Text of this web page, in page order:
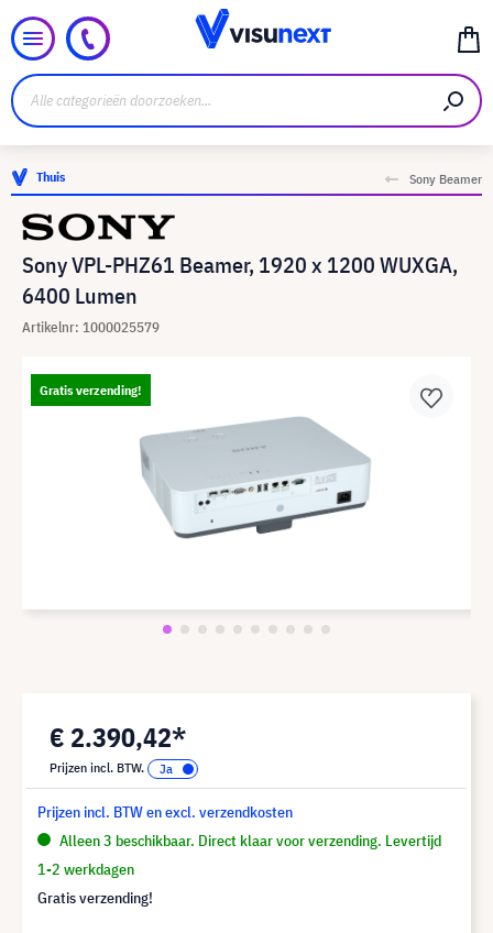
Thuis Sony Beamer
Sony VPL-PHZ61 Beamer, 1920 x 1200 WUXGA,
6400 Lumen
Artikelnr: 1000025579
Gratis verzending!
€ 2.390,42*
Prijzen incl. BTW.
Prijzen incl. BTW en excl. verzendkosten
Alleen 3 beschikbaar. Direct klaar voor verzending. Levertijd
1-2 werkdagen
Gratis verzending!